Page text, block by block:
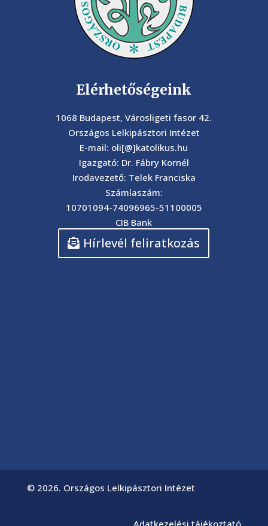
Elérhetőségeink
1068 Budapest, Városligeti fasor 42.
Országos Lelkipásztori Intézet
E-mail: oli[@]katolikus.hu
Igazgató: Dr. Fábry Kornél
Irodavezető: Telek Franciska
Számlaszám:
10701094-74096965-51100005
CIB Bank
Hírlevél feliratkozás
© 2026. Országos Lelkipásztori Intézet